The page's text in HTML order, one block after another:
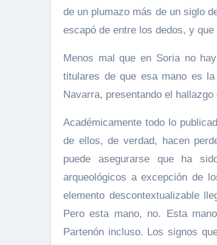
de un plumazo más de un siglo
escapó de entre los dedos, y
Menos mal que en Soria no
titulares de que esa mano es
Navarra, presentando el
Académicamente todo lo
de ellos, de verdad, hacen
puede asegurarse que ha
arqueológicos a excepción de
elemento descontextualizable
Pero esta mano, no. Esta
Partenón incluso. Los signos